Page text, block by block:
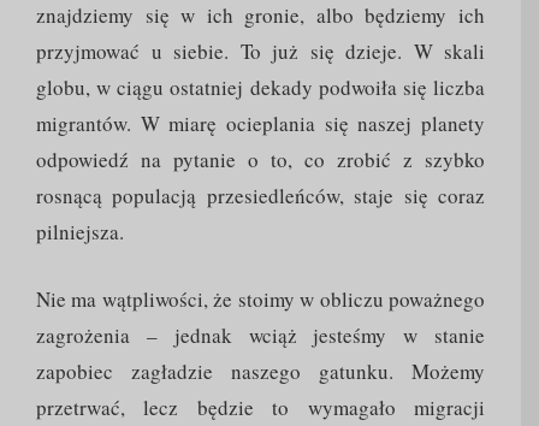
znajdziemy się w ich gronie, albo będziemy ich
przyjmować u siebie. To już się dzieje. W skali
globu, w ciągu ostatniej dekady podwoiła się liczba
migrantów. W miarę ocieplania się naszej planety
odpowiedź na pytanie o to, co zrobić z szybko
rosnącą populacją przesiedleńców, staje się coraz
pilniejsza.
Nie ma wątpliwości, że stoimy w obliczu poważnego
zagrożenia – jednak wciąż jesteśmy w stanie
zapobiec zagładzie naszego gatunku. Możemy
przetrwać, lecz będzie to wymagało migracji